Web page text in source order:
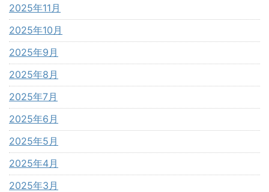
2025年11月
2025年10月
2025年9月
2025年8月
2025年7月
2025年6月
2025年5月
2025年4月
2025年3月